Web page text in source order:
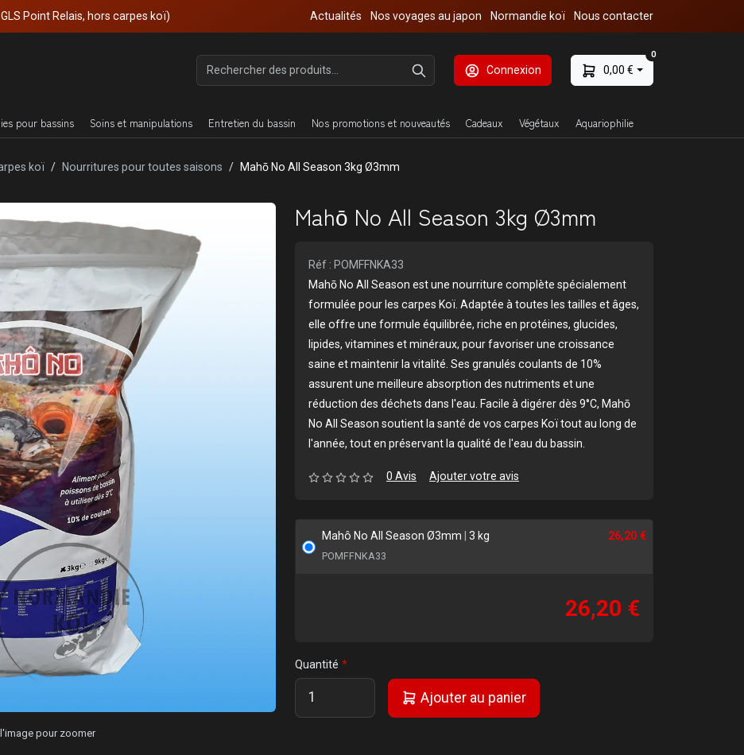
Point Relais, hors carpes koï) Actualités Nos voyages au japon Normandie koï Nous contacter
Connexion 0,00 €
0
pour bassins Soins et manipulations Entretien du bassin Nos promotions et nouveautés Cadeaux Végétaux Aquariophilie
koï Nourritures pour toutes saisons Mahō No All Season 3kg Ø3mm
pour zoomer
Mahō No All Season 3kg Ø3mm
Réf : POMFFNKA33
Mahō No All Season est une nourriture complète spécialement
formulée pour les carpes Koï. Adaptée à toutes les tailles et âges,
elle offre une formule équilibrée, riche en protéines, glucides,
lipides, vitamines et minéraux, pour favoriser une croissance
saine et maintenir la vitalité. Ses granulés coulants de 10%
assurent une meilleure absorption des nutriments et une
réduction des déchets dans l'eau. Facile à digérer dès 9°C, Mahō
No All Season soutient la santé de vos carpes Koï tout au long de
l'année, tout en préservant la qualité de l'eau du bassin.
0 Avis Ajouter votre avis
Mahô No All Season Ø3mm 3 kg
POMFFNKA33
26,20 €
26,20 €
Quantité
Ajouter au panier